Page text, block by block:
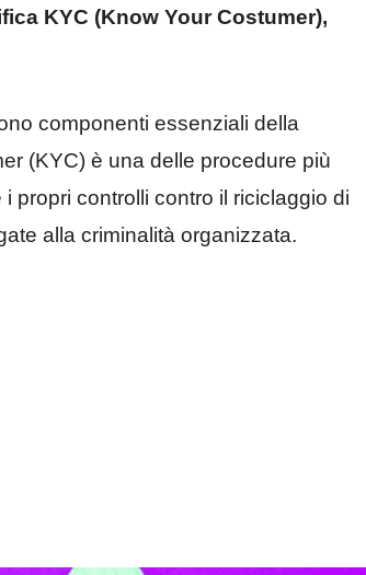
KYC (Know Your Costumer),
componenti essenziali della
(KYC) è una delle procedure più
propri controlli contro il riciclaggio di
alla criminalità organizzata.